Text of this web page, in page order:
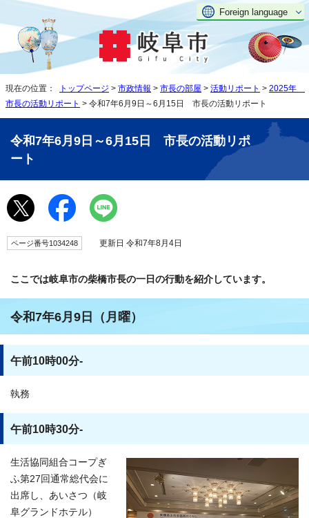
Foreign language
現在の位置： トップページ > 市政情報 > 市長の部屋 > 活動リポート > 2025年
市長の活動リポート > 令和7年6月9日～6月15日 市長の活動リポート
令和7年6月9日～6月15日 市長の活動リポ
ート
ページ番号1034248 更新日 令和7年8月4日
ここでは岐阜市の柴橋市長の一日の行動を紹介しています。
令和7年6月9日（月曜）
午前10時00分-
執務
午前10時30分-
生活協同組合コープぎ
ふ第27回通常総代会に
出席し、あいさつ（岐
阜グランドホテル）